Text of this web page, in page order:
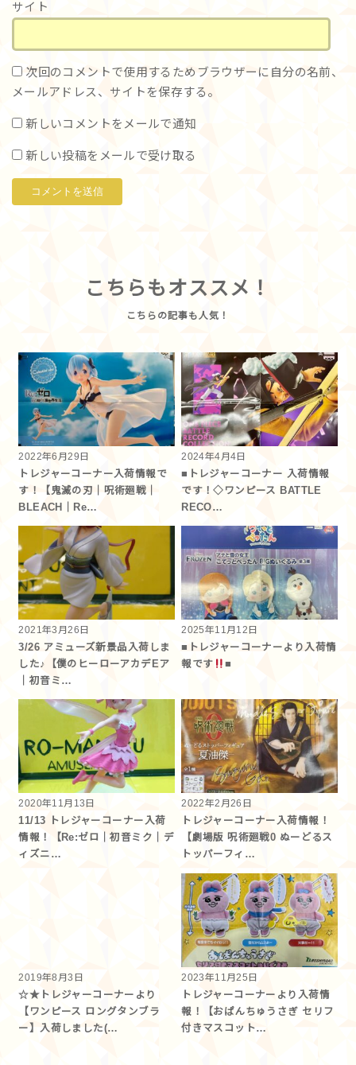
サイト
次回のコメントで使用するためブラウザーに自分の名前、
メールアドレス、サイトを保存する。
新しいコメントをメールで通知
新しい投稿をメールで受け取る
こちらもオススメ！
2022年6月29日
トレジャーコーナー入荷情報で
す！【鬼滅の刃｜呪術廻戦｜
BLEACH｜Re…
2024年4月4日
■トレジャーコーナー 入荷情報
です！◇ワンピース BATTLE
RECO…
2021年3月26日
3/26 アミューズ新景品入荷しま
した♪【僕のヒーローアカデEア
｜初音ミ…
2025年11月12日
■トレジャーコーナーより入荷情
報です
■
2020年11月13日
11/13 トレジャーコーナー入荷
情報！【Re:ゼロ｜初音ミク｜デ
ィズニ…
2022年2月26日
トレジャーコーナー入荷情報！
【劇場版 呪術廻戦0 ぬーどるス
トッパーフィ…
2019年8月3日
☆★トレジャーコーナーより
【ワンピース ロングタンブラ
ー】入荷しました(…
2023年11月25日
トレジャーコーナーより入荷情
報！【おぱんちゅうさぎ セリフ
付きマスコット…